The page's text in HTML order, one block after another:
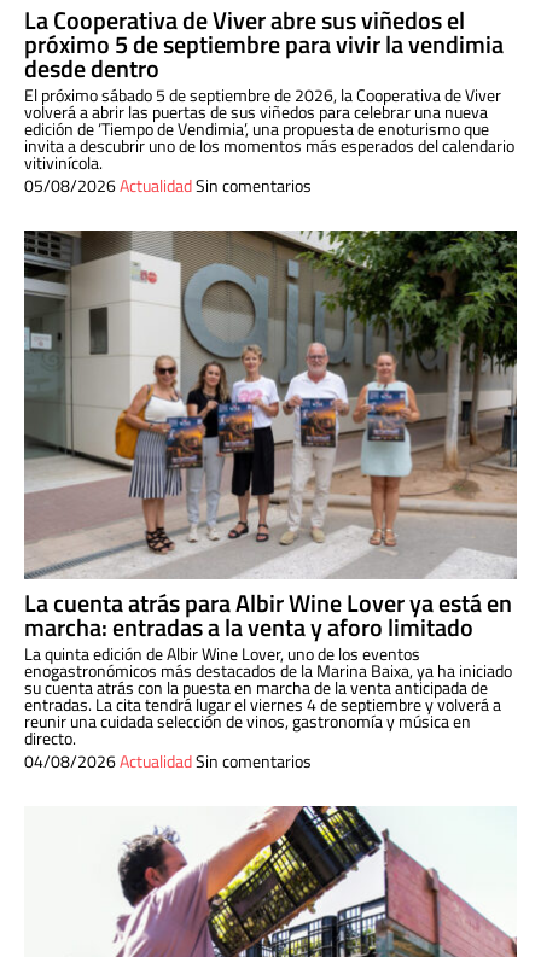
La Cooperativa de Viver abre sus viñedos el
próximo 5 de septiembre para vivir la vendimia
desde dentro
El próximo sábado 5 de septiembre de 2026, la Cooperativa de Viver
volverá a abrir las puertas de sus viñedos para celebrar una nueva
edición de ‘Tiempo de Vendimia’, una propuesta de enoturismo que
invita a descubrir uno de los momentos más esperados del calendario
vitivinícola.
05/08/2026ActualidadSin comentarios
La cuenta atrás para Albir Wine Lover ya está en
marcha: entradas a la venta y aforo limitado
La quinta edición de Albir Wine Lover, uno de los eventos
enogastronómicos más destacados de la Marina Baixa, ya ha iniciado
su cuenta atrás con la puesta en marcha de la venta anticipada de
entradas. La cita tendrá lugar el viernes 4 de septiembre y volverá a
reunir una cuidada selección de vinos, gastronomía y música en
directo.
04/08/2026ActualidadSin comentarios